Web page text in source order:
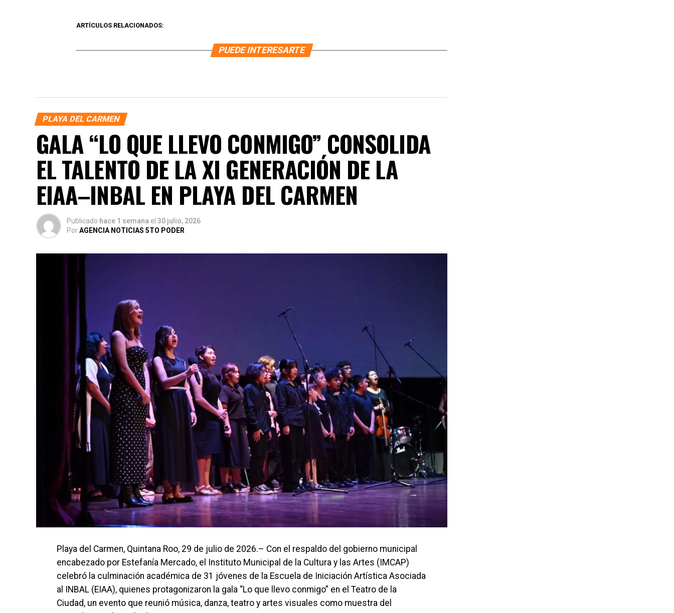
ARTÍCULOS RELACIONADOS:
PUEDE INTERESARTE
PLAYA DEL CARMEN
GALA “LO QUE LLEVO CONMIGO” CONSOLIDA
EL TALENTO DE LA XI GENERACIÓN DE LA
EIAA–INBAL EN PLAYA DEL CARMEN
Publicado hace 1 semana el 30 julio, 2026
PorAGENCIA NOTICIAS 5TO PODER
Playa del Carmen, Quintana Roo, 29 de julio de 2026.– Con el respaldo del gobierno municipal
encabezado por Estefanía Mercado, el Instituto Municipal de la Cultura y las Artes (IMCAP)
celebró la culminación académica de 31 jóvenes de la Escuela de Iniciación Artística Asociada
al INBAL (EIAA), quienes protagonizaron la gala “Lo que llevo conmigo” en el Teatro de la
Ciudad, un evento que reunió música, danza, teatro y artes visuales como muestra del